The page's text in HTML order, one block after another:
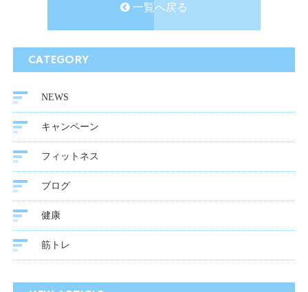
一覧へ戻る
CATEGORY
NEWS
キャンペーン
フィットネス
ブログ
健康
筋トレ